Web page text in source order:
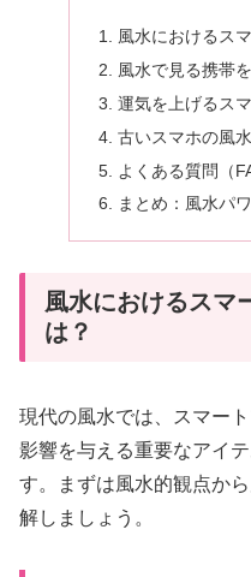
風水におけるス
風水で見る携帯
運気を上げるス
古いスマホの風
よくある質問（
まとめ：風水パ
風水におけるスマ
は？
現代の風水では、スマー
影響を与える重要なアイ
す。まずは風水的観点か
解しましょう。